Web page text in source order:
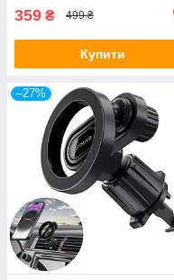
359 ₴ 499 ₴
Купити
–27%